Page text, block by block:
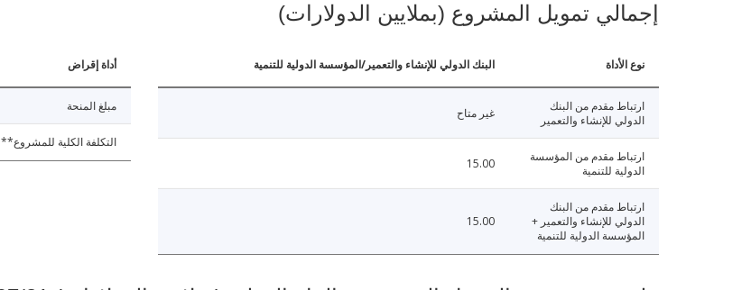
إجمالي تمويل المشروع (بملايين الدولارات)
نوع الأداة البنك الدولي للإنشاء والتعمير/المؤسسة الدولية للتنمية
ارتباط مقدم من البنك
الدولي للإنشاء والتعمير
غير متاح
ارتباط مقدم من المؤسسة
الدولية للتنمية
15.00
ارتباط مقدم من البنك
الدولي للإنشاء والتعمير +
المؤسسة الدولية للتنمية
15.00
أداة إقراض
مبلغ المنحة
التكلفة الكلية للمشروع**